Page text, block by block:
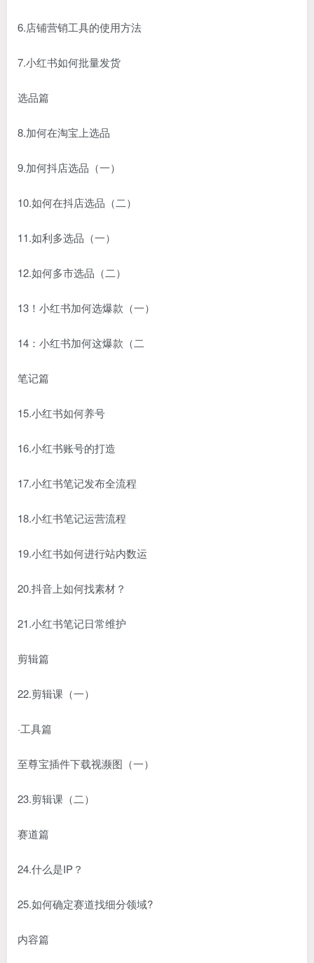
6.店铺营销工具的使用方法
7.小红书如何批量发货
选品篇
8.加何在淘宝上选品
9.加何抖店选品（一）
10.如何在抖店选品（二）
11.如利多选品（一）
12.如何多市选品（二）
13！小红书加何选爆款（一）
14：小红书加何这爆款（二
笔记篇
15.小红书如何养号
16.小红书账号的打造
17.小红书笔记发布全流程
18.小红书笔记运营流程
19.小红书如何进行站内数运
20.抖音上如何找素材？
21.小红书笔记日常维护
剪辑篇
22.剪辑课（一）
·工具篇
至尊宝插件下载视濒图（一）
23.剪辑课（二）
赛道篇
24.什么是IP？
25.如何确定赛道找细分领域?
内容篇